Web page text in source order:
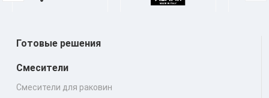
Готовые решения
Смесители
Смесители для раковин